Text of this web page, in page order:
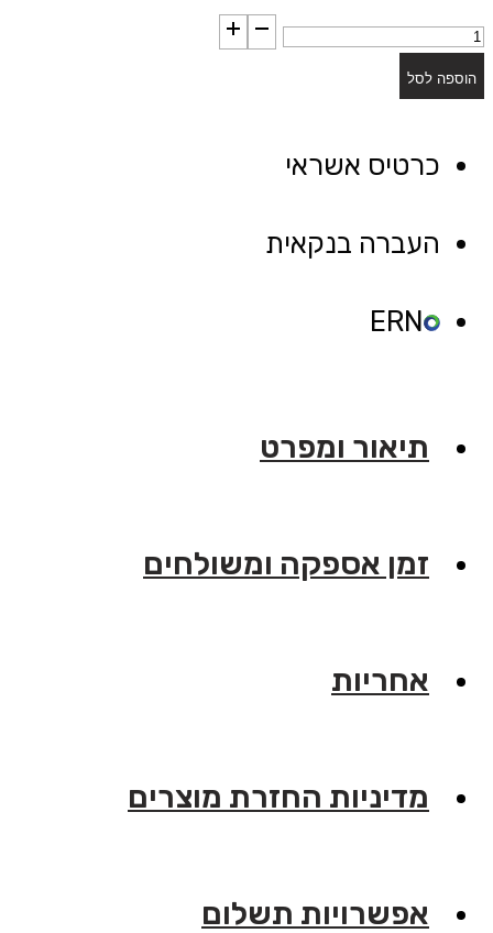
כמות
של
דגם
הוספה לסל
כרטיס אשראי
העברה בנקאית
ERN
תיאור ומפרט
זמן אספקה ומשולחים
אחריות
מדיניות החזרת מוצרים
אפשרויות תשלום